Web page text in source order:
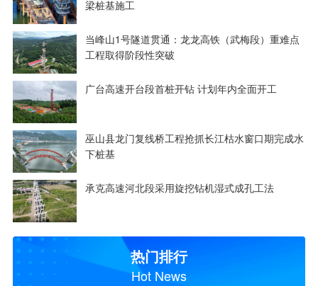
梁桩基施工
当峰山1号隧道贯通：龙龙高铁（武梅段）重难点
工程取得阶段性突破
广台高速开台段首桩开钻 计划年内全面开工
巫山县龙门复线桥工程抢抓长江枯水窗口期完成水
下桩基
承克高速河北段采用旋挖钻机湿式成孔工法
热门排行
Hot News